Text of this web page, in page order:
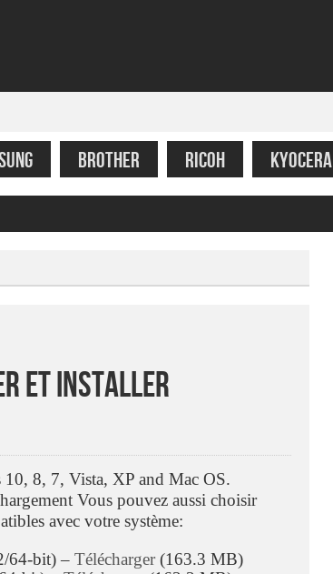
BROTHER RICOH KYOCERA
Et Installer
8, 7, Vista, XP and Mac OS.
Vous pouvez aussi choisir
avec votre système:
64-bit) – Télécharger(163.3 MB)